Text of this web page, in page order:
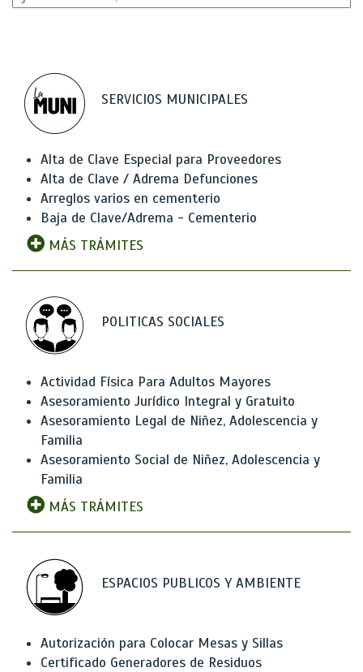
SERVICIOS MUNICIPALES
Alta de Clave Especial para Proveedores
Alta de Clave / Adrema Defunciones
Arreglos varios en cementerio
Baja de Clave/Adrema - Cementerio
MÁS TRÁMITES
POLITICAS SOCIALES
Actividad Física Para Adultos Mayores
Asesoramiento Jurídico Integral y Gratuito
Asesoramiento Legal de Niñez, Adolescencia y
Familia
Asesoramiento Social de Niñez, Adolescencia y
Familia
MÁS TRÁMITES
ESPACIOS PUBLICOS Y AMBIENTE
Autorización para Colocar Mesas y Sillas
Certificado Generadores de Residuos